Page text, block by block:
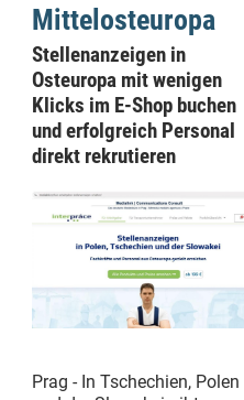
Mittelosteuropa
Stellenanzeigen in
Osteuropa mit wenigen
Klicks im E-Shop buchen
und erfolgreich Personal
direkt rekrutieren
Prag - In Tschechien, Polen